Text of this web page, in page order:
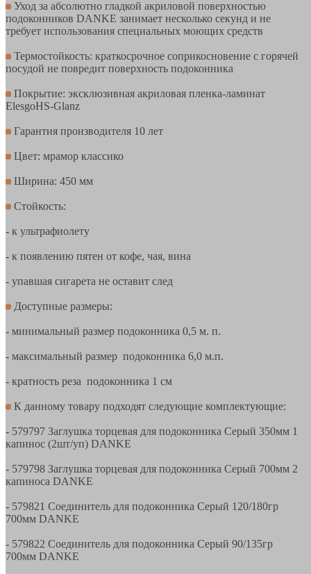
Уход за абсолютно гладкой акриловой поверхностью
подоконников DANKE занимает несколько секунд и не
требует использования специальных моющих средств
Термостойкость: краткосрочное соприкосновение с горячей
посудой не повредит поверхность подоконника
Покрытие: эксклюзивная акриловая пленка-ламинат
ElesgoHS-Glanz
Гарантия производителя 10 лет
Цвет: мрамор классико
Ширина: 450 мм
Стойкость:
- к ультрафиолету
- к появлению пятен от кофе, чая, вина
- упавшая сигарета не оставит след
Доступные размеры:
- минимальный размер подоконника 0,5 м. п.
- максимальный размер подоконника 6,0 м.п.
- кратность реза подоконника 1 см
К данному товару подходят следующие комплектующие:
- 579797 Заглушка торцевая для подоконника Серый 350мм 1
капинос (2шт/уп) DANKE
- 579798 Заглушка торцевая для подоконника Серый 700мм 2
капиноса DANKE
- 579821 Соединитель для подоконника Серый 120/180гр
700мм DANKE
- 579822 Соединитель для подоконника Серый 90/135гр
700мм DANKE